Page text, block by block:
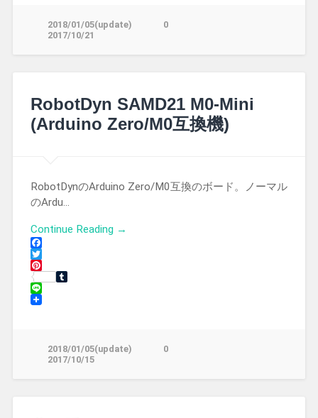
2018/01/05(update)
2017/10/21
0
RobotDyn SAMD21 M0-Mini
(Arduino Zero/M0互換機)
RobotDynのArduino Zero/M0互換のボード。ノーマル
のArdu…
Continue Reading →
Facebook
Twitter
Pinterest
Tumblr
Line
2018/01/05(update)
2017/10/15
0